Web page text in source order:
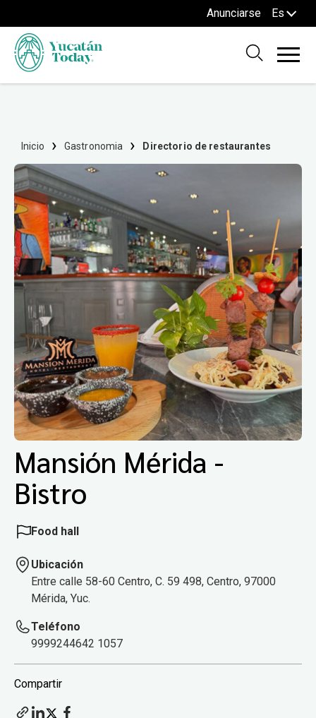
Anunciarse Es
Inicio Gastronomia Directorio de restaurantes
Mansión Mérida -
Bistro
Food hall
Ubicación
Entre calle 58-60 Centro, C. 59 498, Centro, 97000
Mérida, Yuc.
Teléfono
9999244642 1057
Compartir